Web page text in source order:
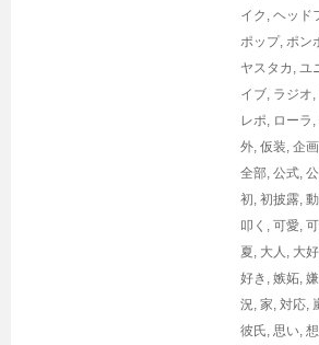
イク , ヘッド
ポップ, ポン
ヤスタカ , ユ
イブ, ラジオ,
レポ, ローラ ,
外, 仮装, 企画
全部, 公式,
初, 初披露,
叩く , 可愛,
夏, 大人 , 大
好き , 嫉妬,
況, 家, 対応,
彼氏, 思い,